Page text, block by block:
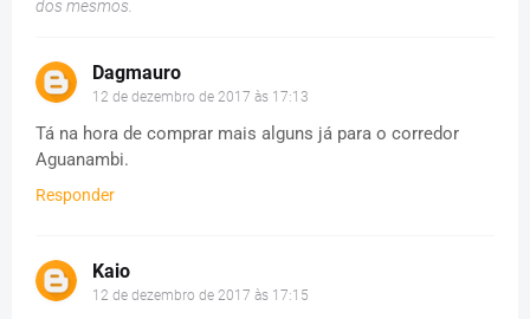
dos mesmos.
Dagmauro
12 de dezembro de 2017 às 17:13
Tá na hora de comprar mais alguns já para o corredor
Aguanambi.
Responder
Kaio
12 de dezembro de 2017 às 17:15